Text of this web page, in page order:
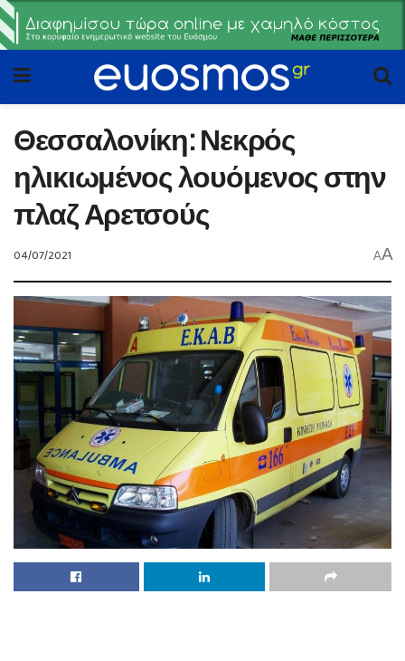
Θεσσαλονίκη: Νεκρός
ηλικιωμένος λουόμενος στην
πλαζ Αρετσούς
04/07/2021 AA